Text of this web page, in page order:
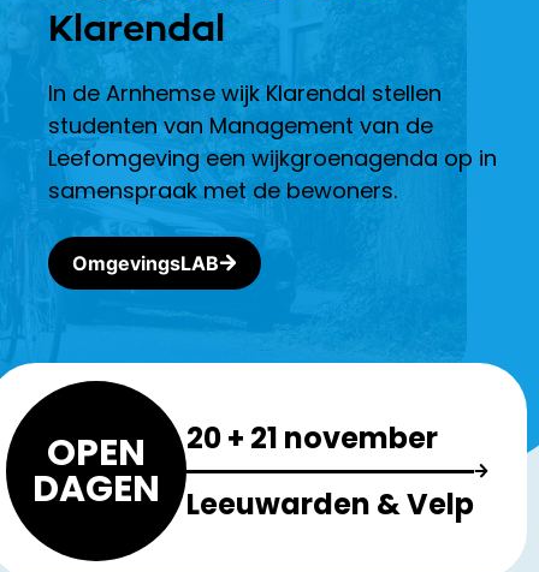
Klarendal
In de Arnhemse wijk Klarendal stellen
studenten van Management van de
Leefomgeving een wijkgroenagenda op in
samenspraak met de bewoners.
OmgevingsLAB
OPEN
DAGEN
20 + 21 november
Leeuwarden & Velp